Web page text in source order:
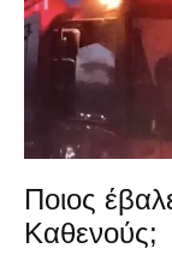
Ποιος
Καθενούς;